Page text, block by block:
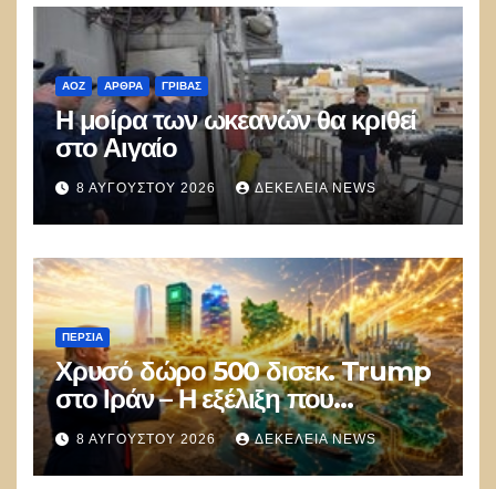
ΑΟΖ ΑΡΘΡΑ ΓΡΊΒΑΣ
Η μοίρα των ωκεανών θα κριθεί
στο Αιγαίο
8 ΑΥΓΟΎΣΤΟΥ 2026 ΔΕΚΈΛΕΙΑ NEWS
ΠΕΡΣΊΑ
Χρυσό δώρο 500 δισεκ. Trump
στο Ιράν – Η εξέλιξη που
αποδίδει κέρδη μεγαλύτερα από
τις Apple, Nvidia και Google
8 ΑΥΓΟΎΣΤΟΥ 2026 ΔΕΚΈΛΕΙΑ NEWS